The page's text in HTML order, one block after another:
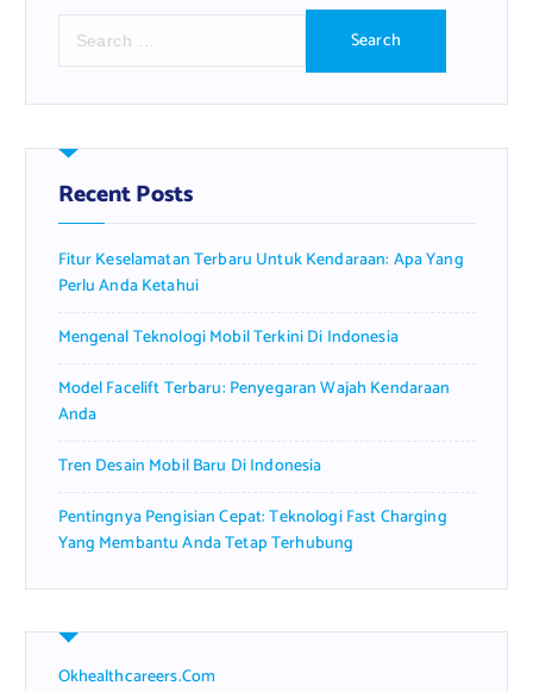
r
h
f
o
:
Recent Posts
Fitur Keselamatan Terbaru Untuk Kendaraan: Apa Yang
Perlu Anda Ketahui
Mengenal Teknologi Mobil Terkini Di Indonesia
Model Facelift Terbaru: Penyegaran Wajah Kendaraan
Anda
Tren Desain Mobil Baru Di Indonesia
Pentingnya Pengisian Cepat: Teknologi Fast Charging
Yang Membantu Anda Tetap Terhubung
Okhealthcareers.com